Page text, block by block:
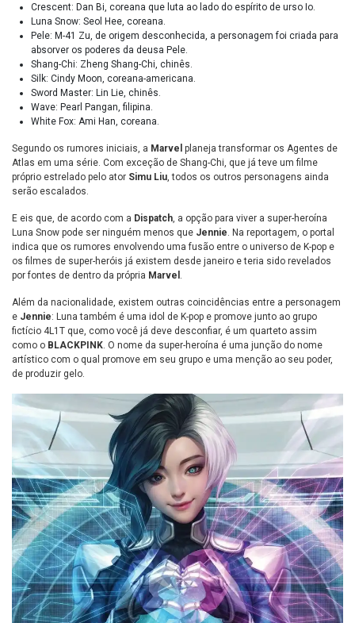
Crescent: Dan Bi, coreana que luta ao lado do espírito de urso Io.
Luna Snow: Seol Hee, coreana.
Pele: M-41 Zu, de origem desconhecida, a personagem foi criada para
absorver os poderes da deusa Pele.
Shang-Chi: Zheng Shang-Chi, chinês.
Silk: Cindy Moon, coreana-americana.
Sword Master: Lin Lie, chinês.
Wave: Pearl Pangan, filipina.
White Fox: Ami Han, coreana.
Segundo os rumores iniciais, a Marvel planeja transformar os Agentes de
Atlas em uma série. Com exceção de Shang-Chi, que já teve um filme
próprio estrelado pelo ator Simu Liu, todos os outros personagens ainda
serão escalados.
E eis que, de acordo com a Dispatch, a opção para viver a super-heroína
Luna Snow pode ser ninguém menos que Jennie. Na reportagem, o portal
indica que os rumores envolvendo uma fusão entre o universo de K-pop e
os filmes de super-heróis já existem desde janeiro e teria sido revelados
por fontes de dentro da própria Marvel .
Além da nacionalidade, existem outras coincidências entre a personagem
e Jennie: Luna também é uma idol de K-pop e promove junto ao grupo
fictício 4L1T que, como você já deve desconfiar, é um quarteto assim
como o BLACKPINK. O nome da super-heroína é uma junção do nome
artístico com o qual promove em seu grupo e uma menção ao seu poder,
de produzir gelo.